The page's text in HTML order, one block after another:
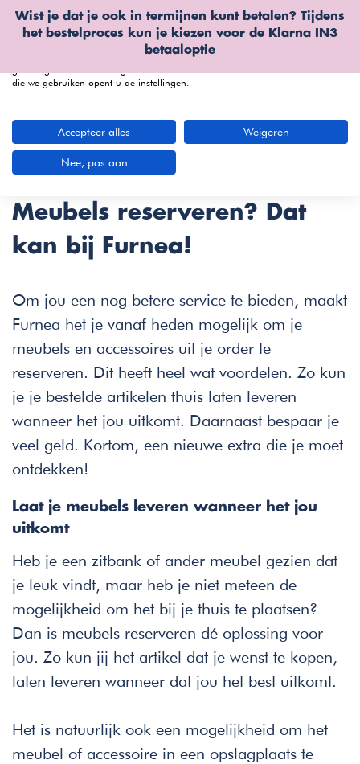
Wist je dat je ook in termijnen kunt betalen? Tijdens
het bestelproces kun je kiezen voor de Klarna IN3
betaaloptie
Reserveer je meubels
Meubels reserveren? Dat
kan bij Furnea!
Om jou een nog betere service te bieden, maakt
Furnea het je vanaf heden mogelijk om je
meubels en accessoires uit je order te
reserveren. Dit heeft heel wat voordelen. Zo kun
je je bestelde artikelen thuis laten leveren
wanneer het jou uitkomt. Daarnaast bespaar je
veel geld. Kortom, een nieuwe extra die je moet
ontdekken!
Laat je meubels leveren wanneer het jou
uitkomt
Heb je een zitbank of ander meubel gezien dat
je leuk vindt, maar heb je niet meteen de
mogelijkheid om het bij je thuis te plaatsen?
Dan is meubels reserveren dé oplossing voor
jou. Zo kun jij het artikel dat je wenst te kopen,
laten leveren wanneer dat jou het best uitkomt.
Het is natuurlijk ook een mogelijkheid om het
meubel of accessoire in een opslagplaats te
Wij gebruiken cookies
We kunnen deze plaatsen voor analyse van onze bezoekersgegevens, om
onze website te verbeteren, gepersonaliseerde inhoud te tonen en om u een
die we gebruiken opent u de instellingen.
Accepteer alles Weigeren
Nee, pas aan